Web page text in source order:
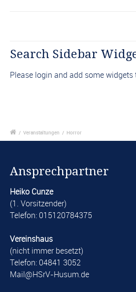
Search Sidebar
Please login and add some
/ Veranstaltungen / Horror
Ansprechpartner
Heiko Cunze
(1. Vorsitzender)
Telefon: 015120784375
Vereinshaus
(nicht immer besetzt)
Telefon: 04841 3052
​Mail@HSrV-Husum.de​